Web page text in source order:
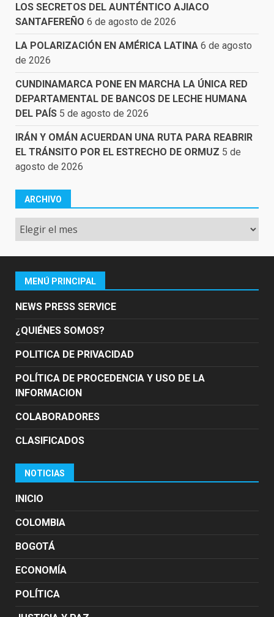
LOS SECRETOS DEL AUNTÉNTICO AJIACO
SANTAFEREÑO 6 de agosto de 2026
LA POLARIZACIÓN EN AMÉRICA LATINA 6 de agosto
de 2026
CUNDINAMARCA PONE EN MARCHA LA ÚNICA RED
DEPARTAMENTAL DE BANCOS DE LECHE HUMANA
DEL PAÍS 5 de agosto de 2026
IRÁN Y OMÁN ACUERDAN UNA RUTA PARA REABRIR
EL TRÁNSITO POR EL ESTRECHO DE ORMUZ 5 de
agosto de 2026
ARCHIVO
Archivo
MENÚ PRINCIPAL
NEWS PRESS SERVICE
¿QUIÉNES SOMOS?
POLITICA DE PRIVACIDAD
POLÍTICA DE PROCEDENCIA Y USO DE LA
INFORMACION
COLABORADORES
CLASIFICADOS
NOTICIAS
INICIO
COLOMBIA
BOGOTÁ
ECONOMÍA
POLÍTICA